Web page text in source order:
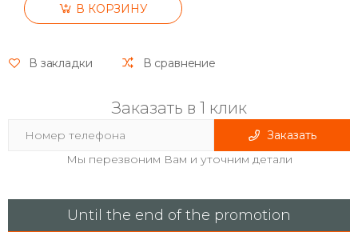
В КОРЗИНУ
В закладки В сравнение
Заказать в 1 клик
Заказать
Мы перезвоним Вам и уточним детали
Until the end of the promotion